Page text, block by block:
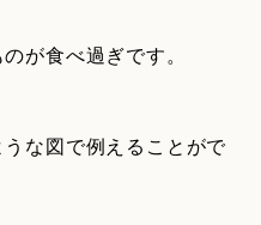
が食べ過ぎです。
な図で例えることがで